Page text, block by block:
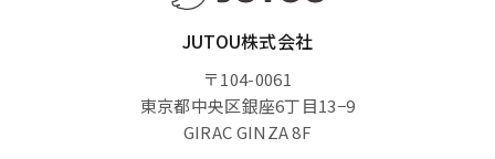
JUTOU株式会社
〒104-0061
東京都中央区銀座6丁目13−9
GIRAC GINZA 8F